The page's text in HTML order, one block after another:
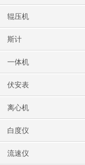
辊压机
斯计
一体机
伏安表
离心机
白度仪
流速仪